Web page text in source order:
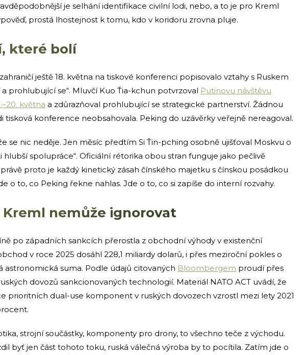
prvních
neplula
je
lodí
celém
světě.
a
čínská
je selhání identifikace civilní lodi, nebo, a to je pro Kreml
prostá lhostejnost k tomu, kdo v koridoru zrovna pluje.
které bolí
ještě 18. května na tiskové konferenci popisovalo vztahy s Ruskem
a prohlubující se“. Mluvčí Kuo Ťia-kchun potvrzoval Putinovu návštěvu
května a zdůrazňoval prohlubující se strategické partnerství. Žádnou
tisková konference neobsahovala. Peking do uzávěrky veřejně nereagoval.
se nic neděje. Jen měsíc předtím Si Ťin-pching osobně ujišťoval Moskvu o
hlubší spolupráce“. Oficiální rétorika obou stran funguje jako pečlivě
proto je každý kinetický zásah čínského majetku s čínskou posádkou
o to, co Peking řekne nahlas. Jde o to, co si zapíše do interní rozvahy.
Kreml nemůže ignorovat
po západních sankcích přerostla z obchodní výhody v existenční
v roce 2025 dosáhl 228,1 miliardy dolarů, i přes meziroční pokles o
astronomická suma. Podle údajů citovaných Bloombergem proudí přes
dovozů sankcionovaných technologií. Materiál NATO ACT uvádí, že
prioritních dual-use komponent v ruských dovozech vzrostl mezi lety 2021
strojní součástky, komponenty pro drony, to všechno teče z východu.
byť jen část tohoto toku, ruská válečná výroba by to pocítila. Zatím jde o